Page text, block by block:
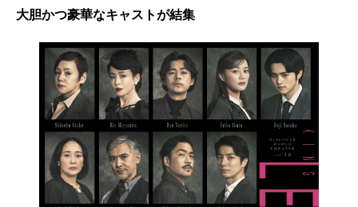
大胆かつ豪華なキャストが結集